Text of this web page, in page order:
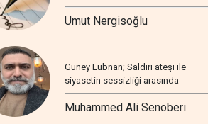
Umut Nergisoğlu
Güney Lübnan; Saldırı ateşi ile
siyasetin sessizliği arasında
Muhammed Ali Senoberi